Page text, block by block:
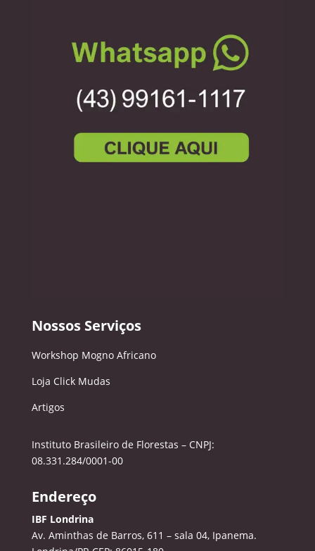
Nossos Serviços
Workshop Mogno Africano
Loja Click Mudas
Artigos
Instituto Brasileiro de Florestas – CNPJ:
08.331.284/0001-00
Endereço
IBF Londrina
Av. Aminthas de Barros, 611 – sala 04, Ipanema.